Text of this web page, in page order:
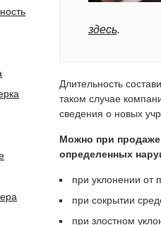
здесь.
Длительность
таком случае
сведения о новых
Можно при
определенных
при уклонении от
при сокрытии
при злостном